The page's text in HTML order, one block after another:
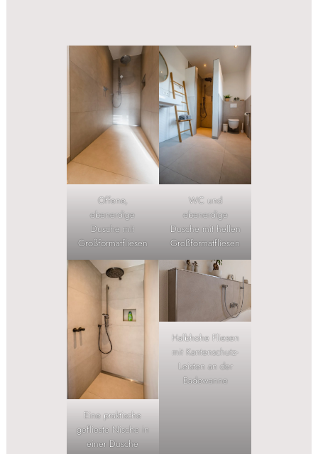
Offene,
ebenerdige
Dusche mit
Großformatfliesen
WC und
ebenerdige
Dusche mit hellen
Großformatfliesen
Eine praktische
geflieste Nische in
einer Dusche
Halbhohe Fliesen
mit Kantenschutz-
Leisten an der
Badewanne